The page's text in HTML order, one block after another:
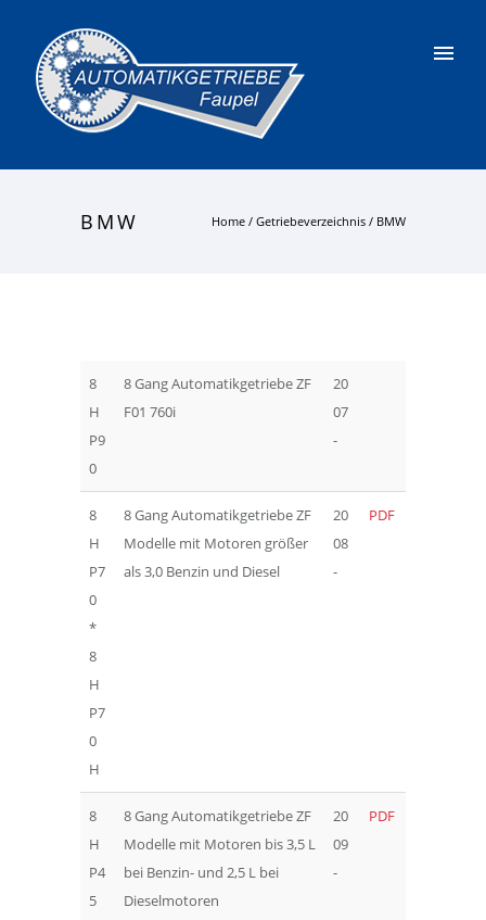
BMW Home / Getriebeverzeichnis / BMW
8
H
P9
0
8 Gang Automatikgetriebe ZF
F01 760i
20
07
-
8
H
P7
0
*
8
H
P7
0
H
8 Gang Automatikgetriebe ZF
Modelle mit Motoren größer
als 3,0 Benzin und Diesel
20
08
-
PDF
8
H
P4
5
8 Gang Automatikgetriebe ZF
Modelle mit Motoren bis 3,5 L
bei Benzin- und 2,5 L bei
Dieselmotoren
20
09
-
PDF